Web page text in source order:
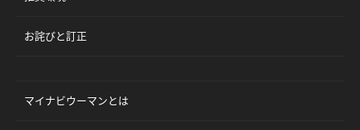
お詫びと訂正
マイナビウーマンとは